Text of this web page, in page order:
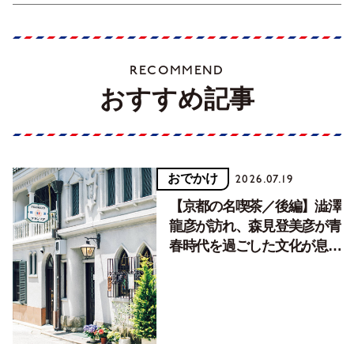
RECOMMEND
おすすめ記事
おでかけ 2026.07.19
【京都の名喫茶／後編】澁澤
龍彦が訪れ、森見登美彦が青
春時代を過ごした文化が息づ